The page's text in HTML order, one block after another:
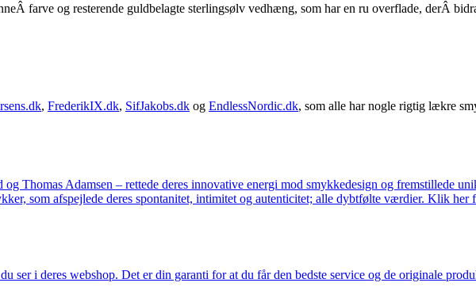
farve og resterende guldbelagte sterlingsølv vedhæng, som har en ru overflade, derÂ
, FrederikIX.dk, SifJakobs.dk og EndlessNordic.dk, som alle har nogle rigtig lækre
Thomas Adamsen – rettede deres innovative energi mod smykkedesign og fremstillede
som afspejlede deres spontanitet, intimitet og autenticitet; alle dybtfølte værdier. Klik her
ser i deres webshop. Det er din garanti for at du får den bedste service og de originale